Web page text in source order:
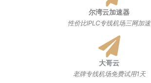
尔湾云加速器
性价比IPLC专线机场三网加速
大哥云
老牌专线机场免费试用1天